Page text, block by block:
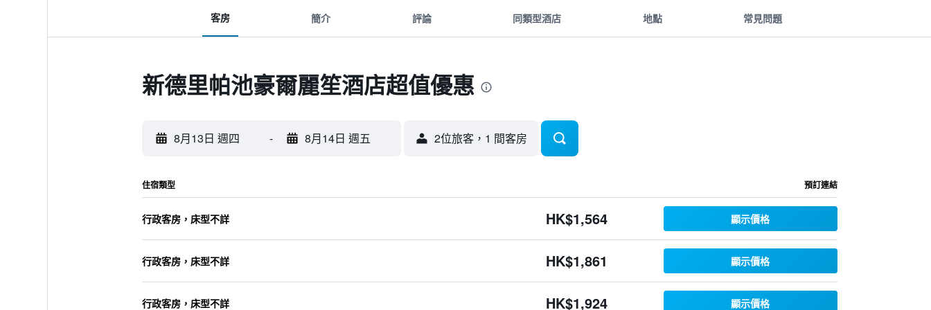
客房 簡介 評論 同類型酒店 地點 常見問題
新德里帕池豪爾麗笙酒店超值優惠
8月13日 週四 - 8月14日 週五 2位旅客，1 間客房
住宿類型 預訂連結
行政客房，床型不詳 HK$1,564 顯示價格
行政客房，床型不詳 HK$1,861 顯示價格
行政客房，床型不詳 HK$1,924 顯示價格